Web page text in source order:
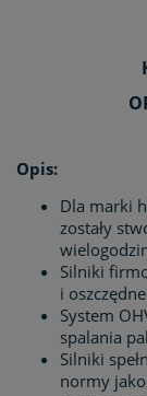
Opis:
Dla marki
zostały
Silniki
i
System
spalania
Silniki
normy